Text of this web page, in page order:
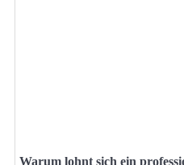
Warum lohnt sich ein